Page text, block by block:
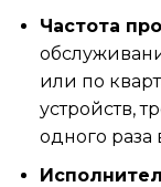
Частота
или по
устройств,
одного раза